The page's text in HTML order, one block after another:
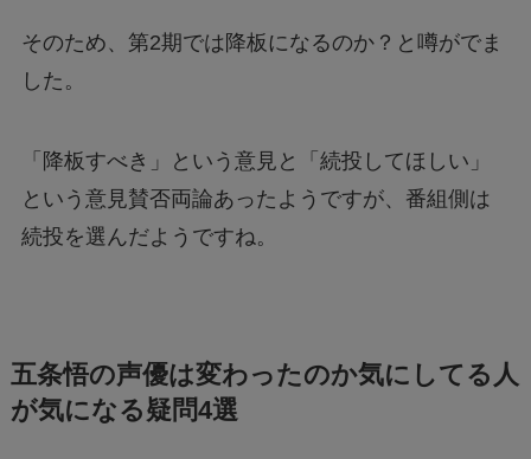
そのため、第2期では降板になるのか？と噂がでま
した。
「降板すべき」という意見と「続投してほしい」
という意見賛否両論あったようですが、番組側は
続投を選んだようですね。
五条悟の声優は変わったのか気にしてる人
が気になる疑問4選